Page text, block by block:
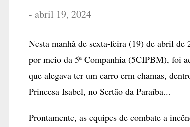
- abril 19, 2024
Nesta manhã de sexta-feira (19) de abril
por meio da 5ª Companhia (5CIPBM), foi
que alegava ter um carro erm chamas,
Princesa Isabel, no Sertão da Paraíba...
Prontamente, as equipes de combate a